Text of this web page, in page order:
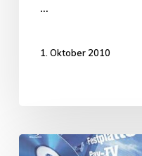
…
1. Oktober 2010